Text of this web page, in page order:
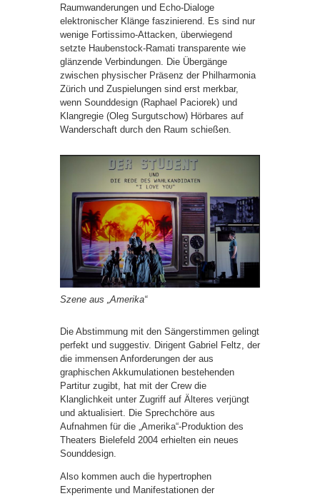
Raumwanderungen und Echo-Dialoge
elektronischer Klänge faszinierend. Es sind nur
wenige Fortissimo-Attacken, überwiegend
setzte Haubenstock-Ramati transparente wie
glänzende Verbindungen. Die Übergänge
zwischen physischer Präsenz der Philharmonia
Zürich und Zuspielungen sind erst merkbar,
wenn Sounddesign (Raphael Paciorek) und
Klangregie (Oleg Surgutschow) Hörbares auf
Wanderschaft durch den Raum schießen.
Szene aus „Amerika“
Die Abstimmung mit den Sängerstimmen gelingt
perfekt und suggestiv. Dirigent Gabriel Feltz, der
die immensen Anforderungen der aus
graphischen Akkumulationen bestehenden
Partitur zugibt, hat mit der Crew die
Klanglichkeit unter Zugriff auf Älteres verjüngt
und aktualisiert. Die Sprechchöre aus
Aufnahmen für die „Amerika“-Produktion des
Theaters Bielefeld 2004 erhielten ein neues
Sounddesign.
Also kommen auch die hypertrophen
Experimente und Manifestationen der